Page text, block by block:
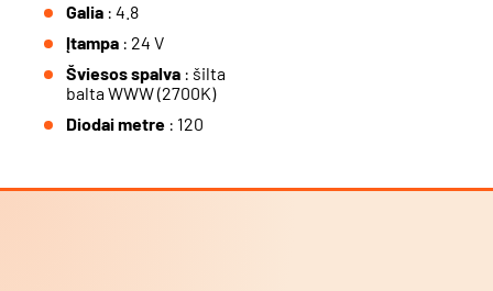
Galia : 4.8
Įtampa : 24 V
Šviesos spalva : šilta
balta WWW (2700K)
Diodai metre : 120